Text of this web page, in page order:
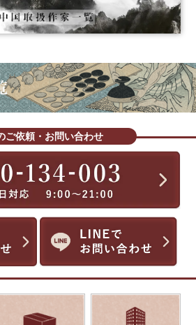
ご依頼・お問い合わせ